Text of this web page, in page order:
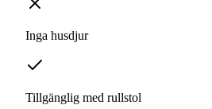
Inga husdjur
Tillgänglig med rullstol